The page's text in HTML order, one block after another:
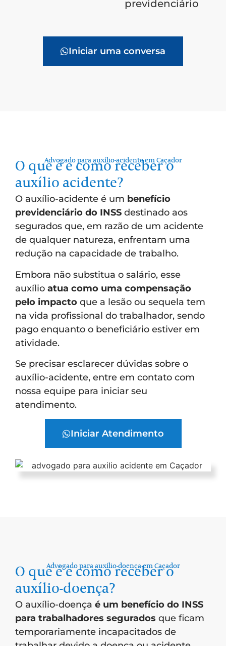
previdenciário
Iniciar uma conversa
Advogado para auxílio-acidente em Caçador
O que é e como receber o
auxílio acidente?
O auxílio-acidente é um benefício
previdenciário do INSS destinado aos
segurados que, em razão de um acidente
de qualquer natureza, enfrentam uma
redução na capacidade de trabalho.
Embora não substitua o salário, esse
auxílio atua como uma compensação
pelo impacto que a lesão ou sequela tem
na vida profissional do trabalhador, sendo
pago enquanto o beneficiário estiver em
atividade.
Se precisar esclarecer dúvidas sobre o
auxílio-acidente, entre em contato com
nossa equipe para iniciar seu
atendimento.
Iniciar Atendimento
Advogado para auxílio-doença em Caçador
O que é e como receber o
auxílio-doença?
O auxílio-doença é um benefício do INSS
para trabalhadores segurados que ficam
temporariamente incapacitados de